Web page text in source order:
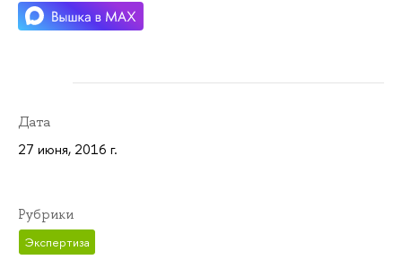
Дата
27 июня, 2016 г.
Рубрики
Экспертиза